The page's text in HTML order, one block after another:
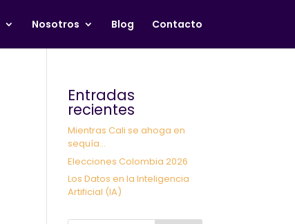
Nosotros Blog Contacto
Entradas
recientes
Mientras Cali se ahoga en
sequía…
Elecciones Colombia 2026
Los Datos en la Inteligencia
Artificial (IA)